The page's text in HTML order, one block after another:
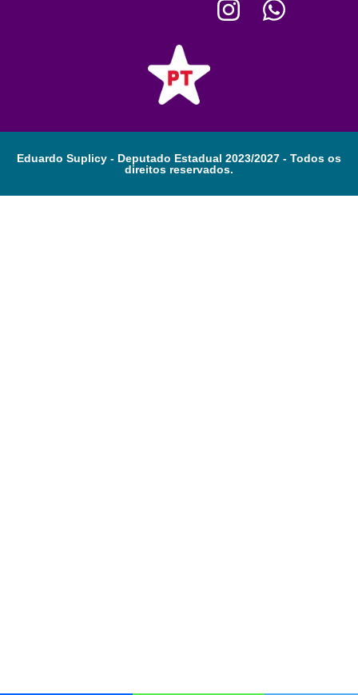
Eduardo Suplicy - Deputado Estadual 2023/2027 - Todos os
direitos reservados.